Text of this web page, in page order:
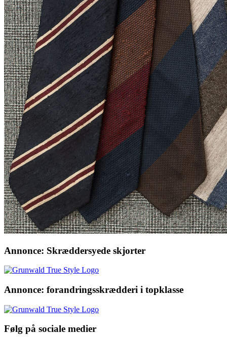
Annonce: Skræddersyede skjorter
Annonce: forandringsskrædderi i topklasse
Følg på sociale medier